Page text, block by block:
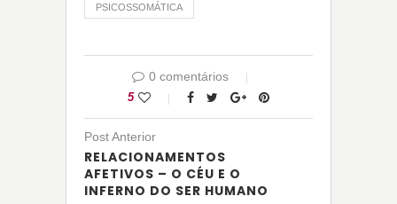
PSICOSSOMÁTICA
0 comentários
5
Post Anterior
RELACIONAMENTOS
AFETIVOS – O CÉU E O
INFERNO DO SER HUMANO